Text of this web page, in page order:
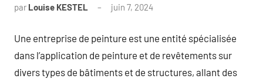
par Louise KESTEL juin 7, 2024
Une entreprise de peinture est une entité spécialisée
dans l’application de peinture et de revêtements sur
divers types de bâtiments et de structures, allant des